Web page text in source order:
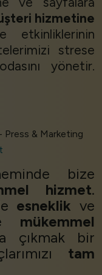
hizmetine
etkinliklerinin
strese
yönetir.
Press & Marketing
bize
hizmet.
esneklik ve
mükemmel
çıkmak bir
tam